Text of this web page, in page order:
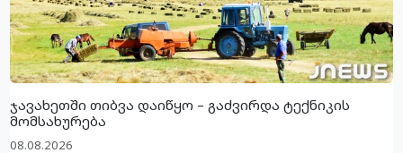
ჯავახეთში თიბვა დაიწყო – გაძვირდა ტექნიკის
მომსახურება
08.08.2026